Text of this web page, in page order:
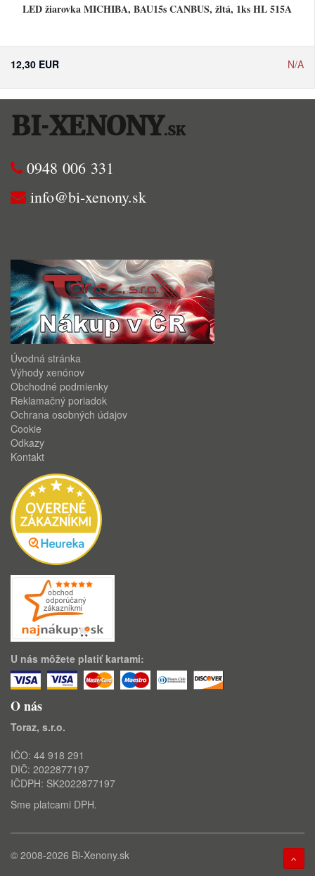
LED žiarovka MICHIBA, BAU15s CANBUS, žltá, 1ks HL 515A
N/A
12,30 EUR
0948 006 331
info@bi-xenony.sk
Úvodná stránka
Výhody xenónov
Obchodné podmienky
Reklamačný poriadok
Ochrana osobných údajov
Cookie
Odkazy
Kontakt
U nás môžete platiť kartami:
O nás
Toraz, s.r.o.
IČO: 44 918 291
DIČ: 2022877197
IČDPH: SK2022877197
Sme platcami DPH.
© 2008-2026 Bi-Xenony.sk